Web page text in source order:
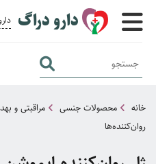
دارو دراگ
خانه محصولات جنسی مراقبتی و
روان‌کننده‌ها